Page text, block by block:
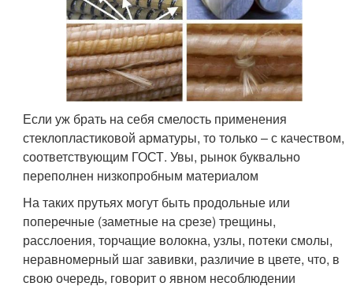
Если уж брать на себя смелость применения
стеклопластиковой арматуры, то только – с качеством,
соответствующим ГОСТ. Увы, рынок буквально
переполнен низкопробным материалом
На таких прутьях могут быть продольные или
поперечные (заметные на срезе) трещины,
расслоения, торчащие волокна, узлы, потеки смолы,
неравномерный шаг завивки, различие в цвете, что, в
свою очередь, говорит о явном несоблюдении